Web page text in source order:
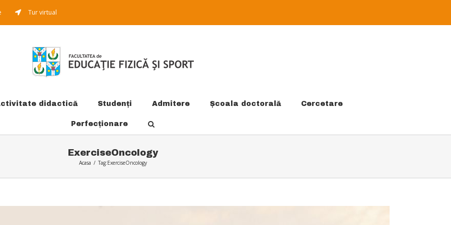
Tur virtual
didactică Studenți Admitere Şcoala doctorală Cercetare
Perfecționare
ExerciseOncology
Acasa / Tag:ExerciseOncology